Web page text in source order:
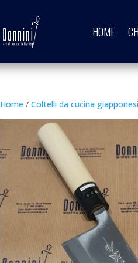
HOME
Home /Coltelli da cucina giapponesi